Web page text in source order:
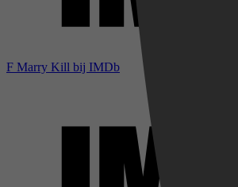
F Marry Kill bij IMDb